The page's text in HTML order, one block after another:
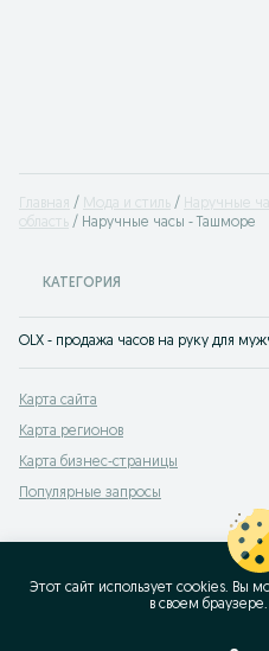
Главная Мода и стиль Наручные
область
Наручные часы - Ташморе
КАТЕГОРИЯ
Карта сайта
Карта регионов
Карта бизнес-страницы
Популярные запросы
Этот сайт использует cookies. Вы
в своeм браузере.